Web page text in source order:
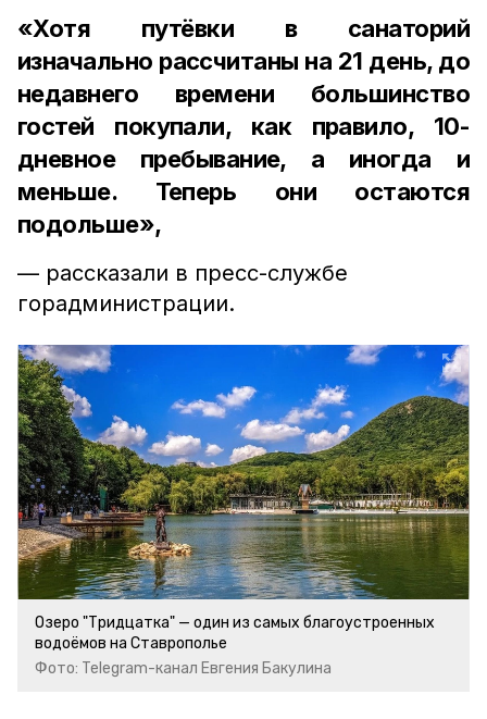
«Хотя путёвки в санаторий
изначально рассчитаны на 21 день, до
недавнего времени большинство
гостей покупали, как правило, 10-
дневное пребывание, а иногда и
меньше. Теперь они остаются
подольше»,
— рассказали в пресс-службе
горадминистрации.
Озеро "Тридцатка" — один из самых благоустроенных
водоёмов на Ставрополье
Фото: Telegram-канал Евгения Бакулина